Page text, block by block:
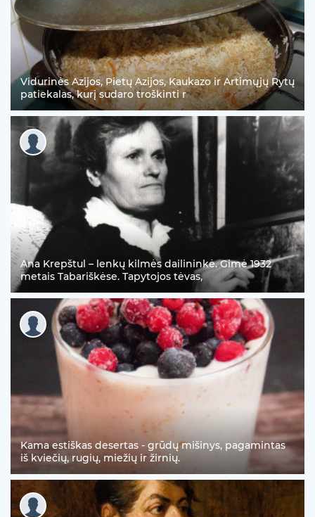
Vidurinės Azijos, Pietų Azijos, Kaukazo ir Artimųjų Rytų
patiekalas, kurį sudaro troškinti r
Ana Krepštul – lenkų kilmės dailininkė. Gimė 1932
metais Tabariškėse. Tapytojos tėvas,
Kama estiškas desertas - grūdų mišinys, pagamintas
iš kviečių, rugių, miežių ir žirnių.